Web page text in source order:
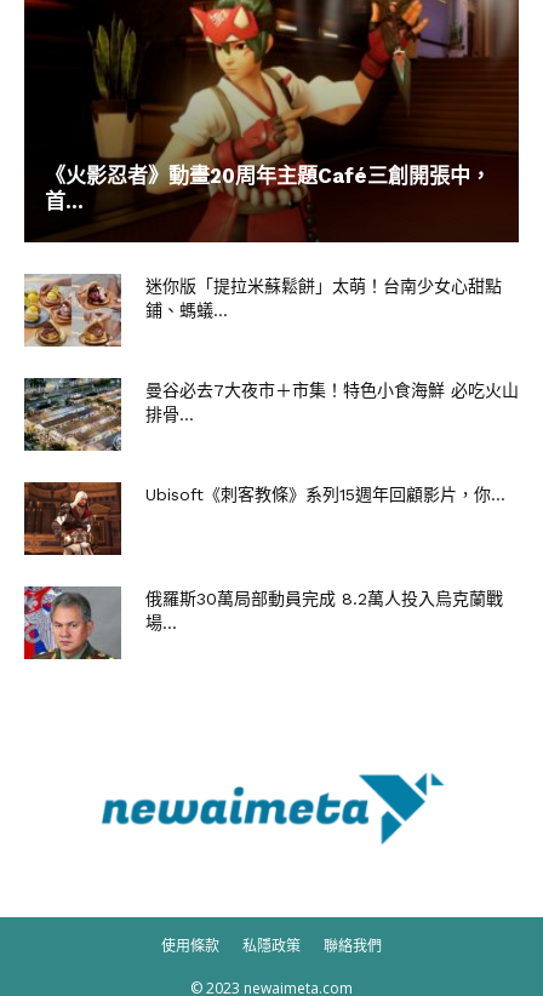
《火影忍者》動畫20周年主題Café三創開張中，
首...
迷你版「提拉米蘇鬆餅」太萌！台南少女心甜點
鋪、螞蟻...
曼谷必去7大夜市＋市集！特色小食海鮮 必吃火山
排骨...
Ubisoft《刺客教條》系列15週年回顧影片，你...
俄羅斯30萬局部動員完成 8.2萬人投入烏克蘭戰
場...
使用條款 私隱政策 聯絡我們
© 2023 newaimeta.com